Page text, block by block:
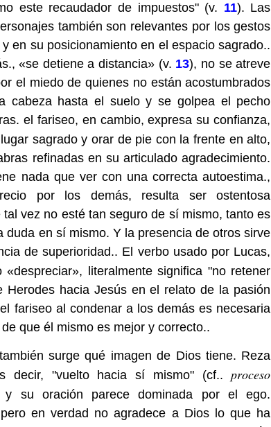
este recaudador de impuestos" (v. 11). Las
también son relevantes por los gestos
en su posicionamiento en el espacio sagrado..
«se detiene a distancia» (v. 13), no se atreve
el miedo de quienes no están acostumbrados
cabeza hasta el suelo y se golpea el pecho
el fariseo, en cambio, expresa su confianza,
sagrado y orar de pie con la frente en alto,
refinadas en su articulado agradecimiento.
nada que ver con una correcta autoestima.,
por los demás, resulta ser ostentosa
vez no esté tan seguro de sí mismo, tanto es
duda en sí mismo. Y la presencia de otros sirve
de superioridad.. El verbo usado por Lucas,
«despreciar», literalmente significa "no retener
Herodes hacia Jesús en el relato de la pasión
fariseo al condenar a los demás es necesaria
que él mismo es mejor y correcto..
también surge qué imagen de Dios tiene. Reza
decir, "vuelto hacia sí mismo" (cf..proceso
su oración parece dominada por el ego.
en verdad no agradece a Dios lo que ha